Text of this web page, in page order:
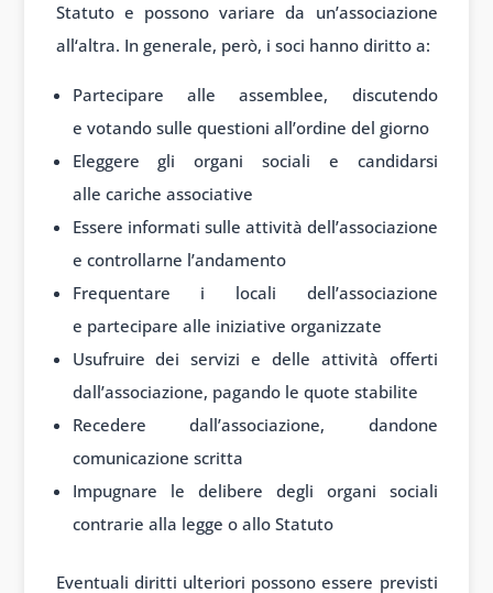
Statuto e possono variare da un’associazione
all‘altra. In generale, però, i soci hannodiritto a:
Partecipare alle assemblee, discutendo
e votando sulle questioni all’ordine del giorno
Eleggere gli organi sociali e candidarsi
alle cariche associative
Essere informati sulle attività dell’associazione
e controllarne l’andamento
Frequentare i locali dell’associazione
e partecipare alle iniziative organizzate
Usufruire dei servizi e delle attività offerti
dall’associazione, pagando le quote stabilite
Recedere dall’associazione, dandone
comunicazione scritta
Impugnare le delibere degli organi sociali
contrarie alla legge o allo Statuto
Eventuali diritti ulteriori possono essere previsti